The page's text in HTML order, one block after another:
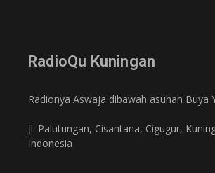
RadioQu Kuningan
Radionya Aswaja dibawah asuhan Buya
Jl. Palutungan, Cisantana, Cigugur,
Indonesia